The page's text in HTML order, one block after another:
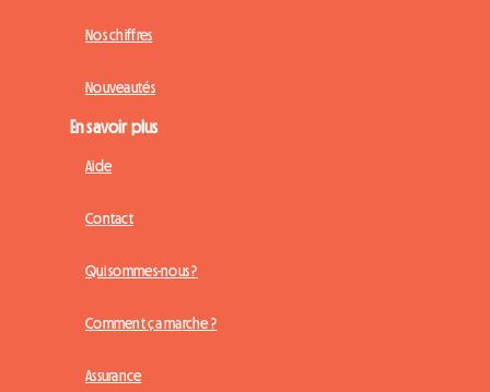
Nos chiffres
Nouveautés
En savoir plus
Aide
Contact
Qui sommes-nous ?
Comment ça marche ?
Assurance